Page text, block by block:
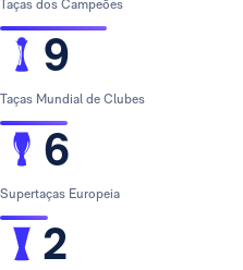
Taças dos Campeões
9
Taças Mundial de Clubes
6
Supertaças Europeia
2